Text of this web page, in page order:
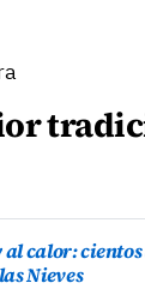
calor:
Nieves